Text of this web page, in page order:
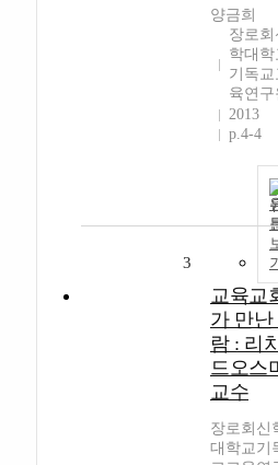
양금희
장로회
학대학
기독교
육연구
2013
p.4-4
3
교육교
가 만난
람 : 리
드오스
교수
장로회신
대학교기